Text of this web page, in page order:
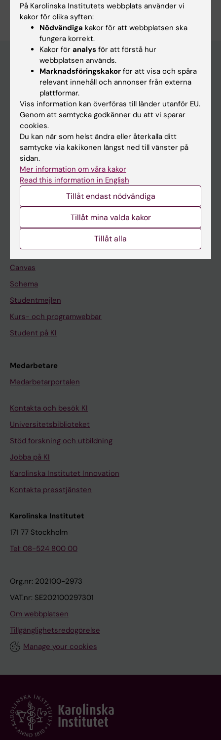
Redigera din profil
Huvudmeny
Utbildning
Forskarutbildning
Forskning
Om KI
På gång
Kalender
Ladok
Canvas
Schema
Studentmejlen
Kurs- och programwebbar
Student på KI
Medarbetare
Medarbetarportalen
Kontakta och besök KI
Universitetsbiblioteket
Stöd forskning och utbildning
Jobba på KI
Karolinska Institutet Innovation
Kontakta presstjänsten
Karolinska Institutet
171 77 Stockholm
Tel: 08-524 800 00
Org.nr: 202100-2973
VAT.nr: SE202100297301
Om webbplatsen
Tillgänglighetsredogörelse
Manage your cookies
På Karolinska Institutets webbplats använder vi
kakor för olika syften:
Nödvändiga kakor för att webbplatsen ska
fungera korrekt.
Kakor för analys för att förstå hur
webbplatsen används.
Marknadsföringskakor för att visa och spåra
relevant innehåll och annonser från externa
plattformar.
Viss information kan överföras till länder utanför EU.
Genom att samtycka godkänner du att vi sparar
cookies.
Du kan när som helst ändra eller återkalla ditt
samtycke via kakikonen längst ned till vänster på
sidan.
Mer information om våra kakor
Read this information in English
Tillåt endast nödvändiga
Tillåt mina valda kakor
Tillåt alla